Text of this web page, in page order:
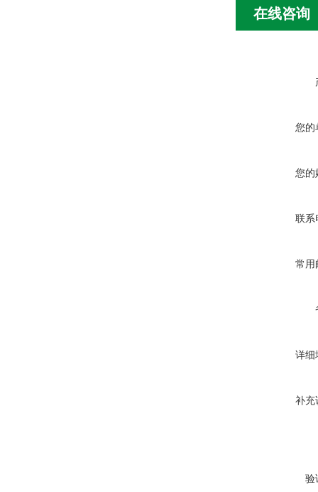
在线咨询
您的
您的
联系
常用
详细
补充
验